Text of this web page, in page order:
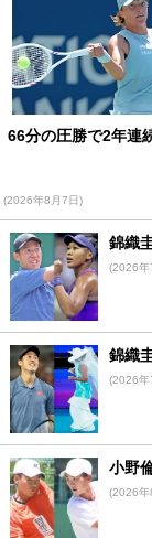
66分の圧勝で2年連
(2026年8月7日)
錦織
(2026年
錦織
(2026年
小野
(2026年